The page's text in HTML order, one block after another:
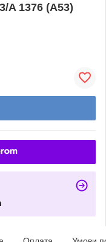
A 1376 (A53)